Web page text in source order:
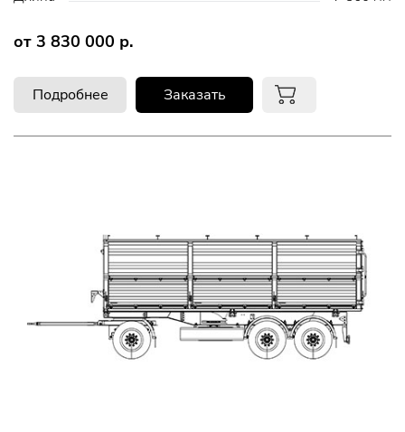
от 3 830 000 р.
Подробнее Заказать